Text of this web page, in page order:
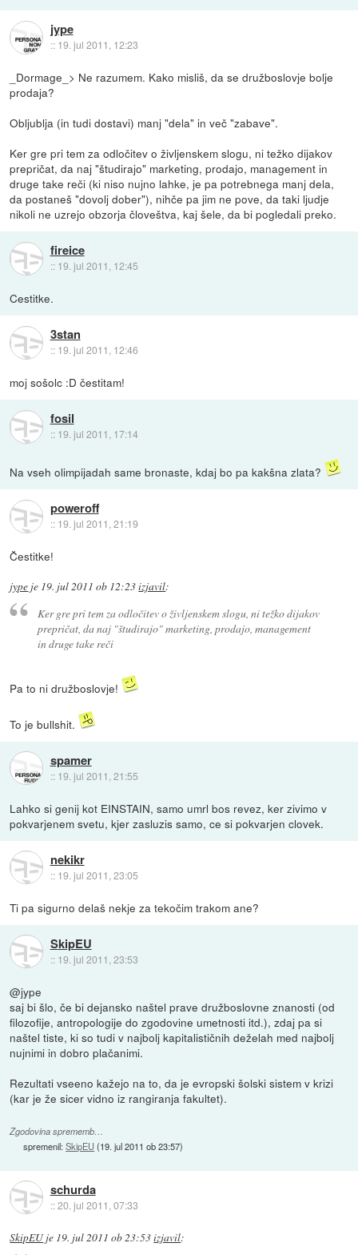
jype
:: 19. jul 2011, 12:23
_Dormage_> Ne razumem. Kako misliš, da se družboslovje bolje
prodaja?
Obljublja (in tudi dostavi) manj "dela" in več "zabave".
Ker gre pri tem za odločitev o življenskem slogu, ni težko dijakov
prepričat, da naj "študirajo" marketing, prodajo, management in
druge take reči (ki niso nujno lahke, je pa potrebnega manj dela,
da postaneš "dovolj dober"), nihče pa jim ne pove, da taki ljudje
nikoli ne uzrejo obzorja človeštva, kaj šele, da bi pogledali preko.
fireice
:: 19. jul 2011, 12:45
Cestitke.
3stan
:: 19. jul 2011, 12:46
moj sošolc :D čestitam!
fosil
:: 19. jul 2011, 17:14
Na vseh olimpijadah same bronaste, kdaj bo pa kakšna zlata?
poweroff
:: 19. jul 2011, 21:19
Čestitke!
jype je 19. jul 2011 ob 12:23izjavil:
Ker gre pri tem za odločitev o življenskem slogu, ni težko dijakov
prepričat, da naj "študirajo" marketing, prodajo, management
in druge take reči
Pa to ni družboslovje!
To je bullshit.
spamer
:: 19. jul 2011, 21:55
Lahko si genij kot EINSTAIN, samo umrl bos revez, ker zivimo v
pokvarjenem svetu, kjer zasluzis samo, ce si pokvarjen clovek.
nekikr
:: 19. jul 2011, 23:05
Ti pa sigurno delaš nekje za tekočim trakom ane?
SkipEU
:: 19. jul 2011, 23:53
@jype
saj bi šlo, če bi dejansko naštel prave družboslovne znanosti (od
filozofije, antropologije do zgodovine umetnosti itd.), zdaj pa si
naštel tiste, ki so tudi v najbolj kapitalističnih deželah med najbolj
nujnimi in dobro plačanimi.
Rezultati vseeno kažejo na to, da je evropski šolski sistem v krizi
(kar je že sicer vidno iz rangiranja fakultet).
Zgodovina sprememb…
spremenil:SkipEU (19. jul 2011 ob 23:57)
schurda
::20. jul 2011, 07:33
SkipEU je 19. jul 2011 ob 23:53izjavil: